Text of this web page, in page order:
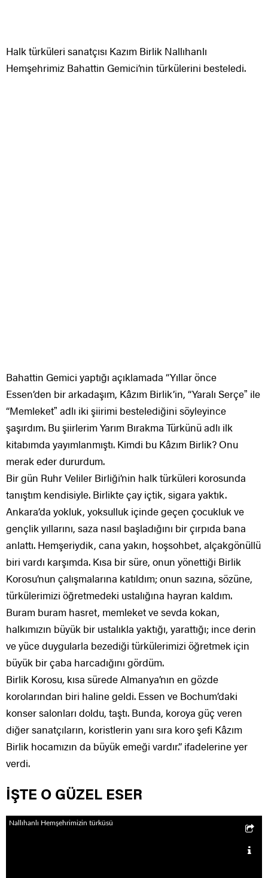
Halk türküleri sanatçısı Kazım Birlik Nallıhanlı
Hemşehrimiz Bahattin Gemici’nin türkülerini besteledi.
Bahattin Gemici yaptığı açıklamada “Yıllar önce
Essen’den bir arkadaşım, Kâzım Birlik’in, “Yaralı Serçeˮ ile
“Memleketˮ adlı iki şiirimi bestelediğini söyleyince
şaşırdım. Bu şiirlerim Yarım Bırakma Türkünü adlı ilk
kitabımda yayımlanmıştı. Kimdi bu Kâzım Birlik? Onu
merak eder dururdum.
Bir gün Ruhr Veliler Birliği’nin halk türküleri korosunda
tanıştım kendisiyle. Birlikte çay içtik, sigara yaktık.
Ankara’da yokluk, yoksulluk içinde geçen çocukluk ve
gençlik yıllarını, saza nasıl başladığını bir çırpıda bana
anlattı. Hemşeriydik, cana yakın, hoşsohbet, alçakgönüllü
biri vardı karşımda. Kısa bir süre, onun yönettiği Birlik
Korosu’nun çalışmalarına katıldım; onun sazına, sözüne,
türkülerimizi öğretmedeki ustalığına hayran kaldım.
Buram buram hasret, memleket ve sevda kokan,
halkımızın büyük bir ustalıkla yaktığı, yarattığı; ince derin
ve yüce duygularla bezediği türkülerimizi öğretmek için
büyük bir çaba harcadığını gördüm.
Birlik Korosu, kısa sürede Almanya’nın en gözde
korolarından biri haline geldi. Essen ve Bochum’daki
konser salonları doldu, taştı. Bunda, koroya güç veren
diğer sanatçıların, koristlerin yanı sıra koro şefi Kâzım
Birlik hocamızın da büyük emeği vardır.” ifadelerine yer
verdi.
İŞTE O GÜZEL ESER
Nallıhanlı Hemşehrimizin türküsü